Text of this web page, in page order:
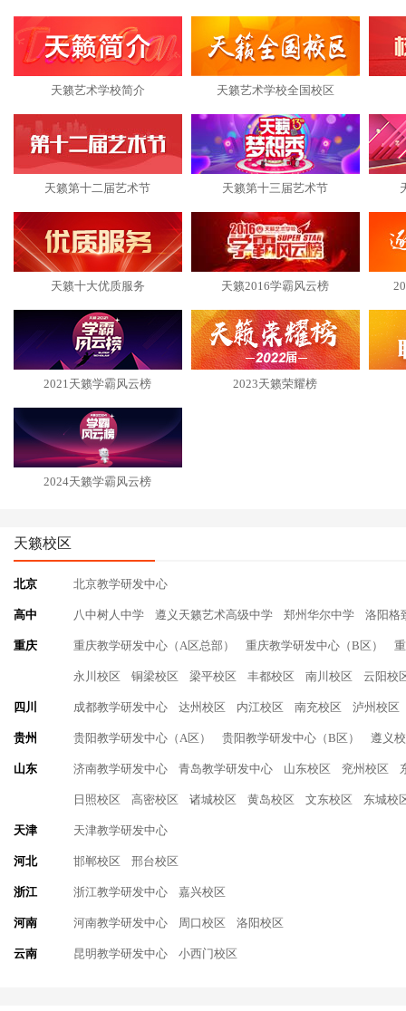
天籁艺术学校简介 天籁艺术学校全国校区
天籁第十二届艺术节 天籁第十三届艺术节
天籁十大优质服务 天籁2016学霸风云榜
2021天籁学霸风云榜 2023天籁荣耀榜
2024天籁学霸风云榜
天籁校区
北京 北京教学研发中心
高中 八中树人中学 遵义天籁艺术高级中学 郑州华尔中学 洛阳格
重庆 重庆教学研发中心（A区总部） 重庆教学研发中心（B区）
永川校区 铜梁校区 梁平校区 丰都校区 南川校区 云阳校
四川 成都教学研发中心 达州校区 内江校区 南充校区 泸州校区
贵州 贵阳教学研发中心（A区） 贵阳教学研发中心（B区） 遵义
山东 济南教学研发中心 青岛教学研发中心 山东校区 兖州校区
日照校区 高密校区 诸城校区 黄岛校区 文东校区 东城校
天津 天津教学研发中心
河北 邯郸校区 邢台校区
浙江 浙江教学研发中心 嘉兴校区
河南 河南教学研发中心 周口校区 洛阳校区
云南 昆明教学研发中心 小西门校区